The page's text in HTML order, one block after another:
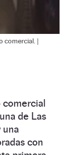
comercial. |
de Las
una
con